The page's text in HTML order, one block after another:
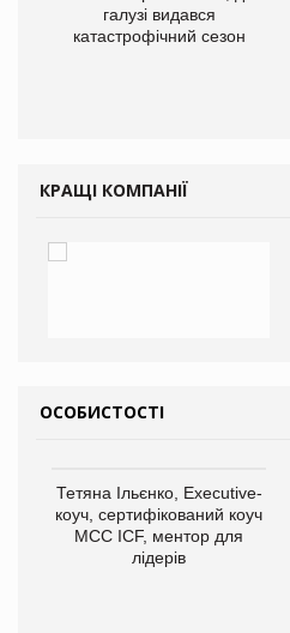
галузі видався
катастрофічний сезон
КРАЩІ КОМПАНІЇ
ОСОБИСТОСТІ
Тетяна Ільєнко, Executive-
коуч, сертифікований коуч
МСС ICF, ментор для
лідерів